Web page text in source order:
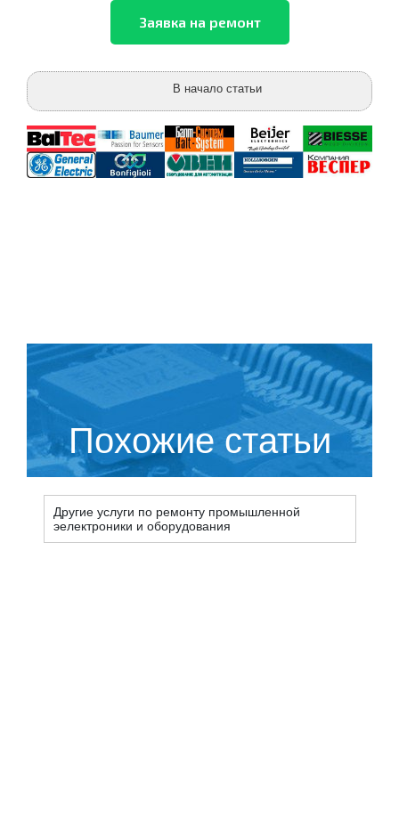
В начало статьи
Похожие статьи
Другие услуги по ремонту промышленной
эелектроники и оборудования